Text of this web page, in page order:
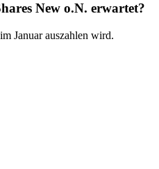
New o.N. erwartet?
Januar auszahlen wird.